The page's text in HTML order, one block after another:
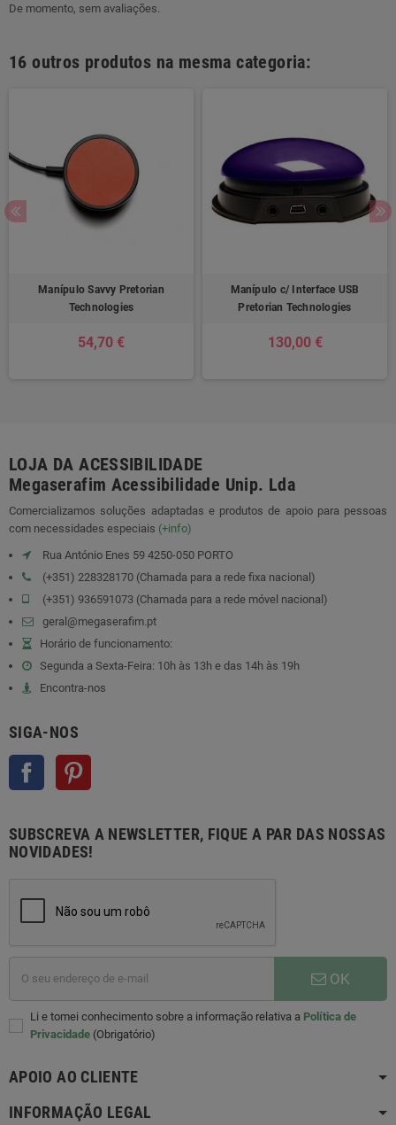
De momento, sem avaliações.
16 outros produtos na mesma categoria:
Manípulo Savvy Pretorian
Technologies
54,70 €
Manípulo c/ Interface USB
Pretorian Technologies
130,00 €
LOJA DA ACESSIBILIDADE
Megaserafim Acessibilidade Unip. Lda
Comercializamos soluções adaptadas e produtos de apoio para pessoas
com necessidades especiais (+info)
Rua António Enes 59 4250-050 PORTO
(+351) 228328170 (Chamada para a rede fixa nacional)
(+351) 936591073 (Chamada para a rede móvel nacional)
geral@megaserafim.pt
Horário de funcionamento:
Segunda a Sexta-Feira: 10h às 13h e das 14h às 19h
Encontra-nos
SIGA-NOS
Facebook
SUBSCREVA A NEWSLETTER, FIQUE A PAR DAS NOSSAS
NOVIDADES!
OK
Li e tomei conhecimento sobre a informação relativa a Política de
Privacidade (Obrigatório)
APOIO AO CLIENTE
INFORMAÇÃO LEGAL